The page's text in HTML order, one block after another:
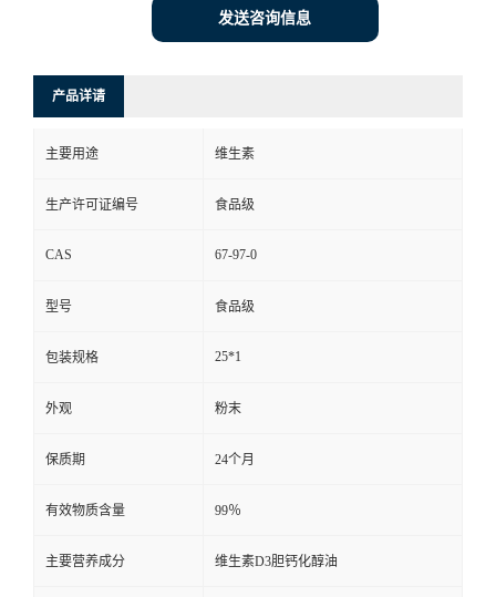
发送咨询信息
产品详请
主要用途 维生素
生产许可证编号 食品级
CAS 67-97-0
型号 食品级
包装规格 25*1
外观 粉末
保质期 24个月
有效物质含量 99％
主要营养成分 维生素D3胆钙化醇油